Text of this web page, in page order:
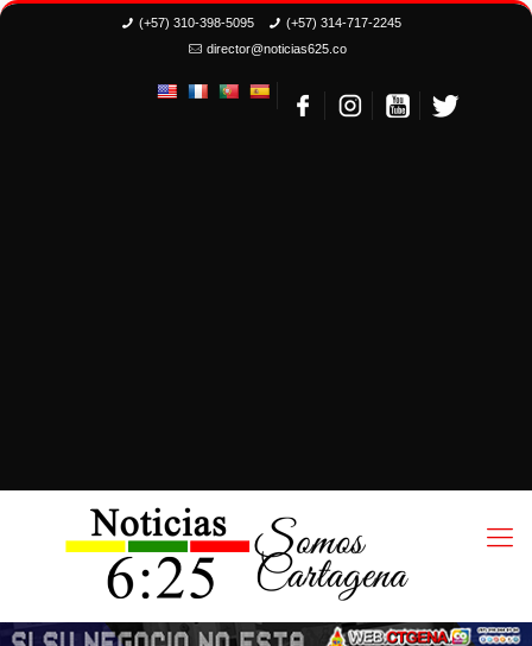
(+57) 310-398-5095
(+57) 314-717-2245
director@noticias625.co